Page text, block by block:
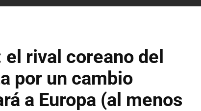
rival coreano del
por un cambio
a Europa (al menos